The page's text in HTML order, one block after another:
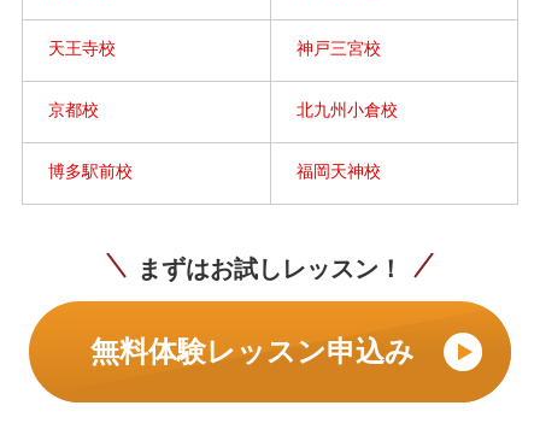
天王寺校 神戸三宮校
京都校 北九州小倉校
博多駅前校 福岡天神校
まずはお試しレッスン！
無料体験レッスン申込み